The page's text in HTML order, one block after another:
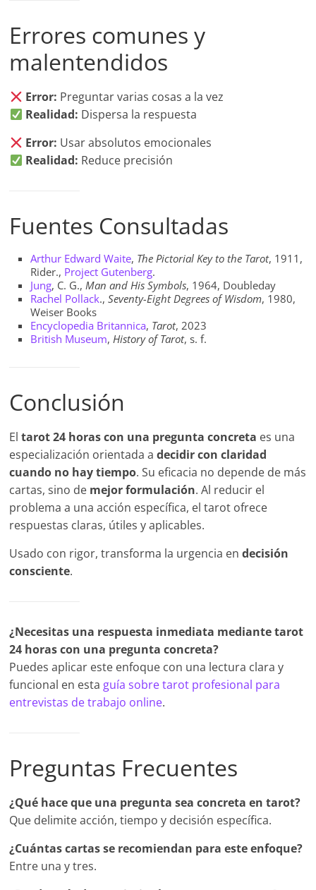
Errores comunes y
malentendidos
Error: Preguntar varias cosas a la vez
Realidad: Dispersa la respuesta
Error: Usar absolutos emocionales
Realidad: Reduce precisión
Fuentes Consultadas
Arthur Edward Waite, The Pictorial Key to the Tarot, 1911,
Rider., Project Gutenberg.
Jung, C. G.,Man and His Symbols, 1964, Doubleday
Rachel Pollack.,Seventy-Eight Degrees of Wisdom, 1980,
Weiser Books
Encyclopedia Britannica, Tarot, 2023
British Museum,History of Tarot, s. f.
Conclusión
Eltarot 24 horas con una pregunta concreta es una
especialización orientada adecidir con claridad
cuando no hay tiempo. Su eficacia no depende de más
cartas, sino de mejor formulación. Al reducir el
problema a una acción específica, el tarot ofrece
respuestas claras, útiles y aplicables.
Usado con rigor, transforma la urgencia endecisión
consciente.
¿Necesitas una respuesta inmediata mediante tarot
24 horas con una pregunta concreta?
Puedes aplicar este enfoque con una lectura clara y
funcional en esta guía sobre tarot profesional para
entrevistas de trabajo online.
Preguntas Frecuentes
¿Qué hace que una pregunta sea concreta en tarot?
Que delimite acción, tiempo y decisión específica.
¿Cuántas cartas se recomiendan para este enfoque?
Entre una y tres.